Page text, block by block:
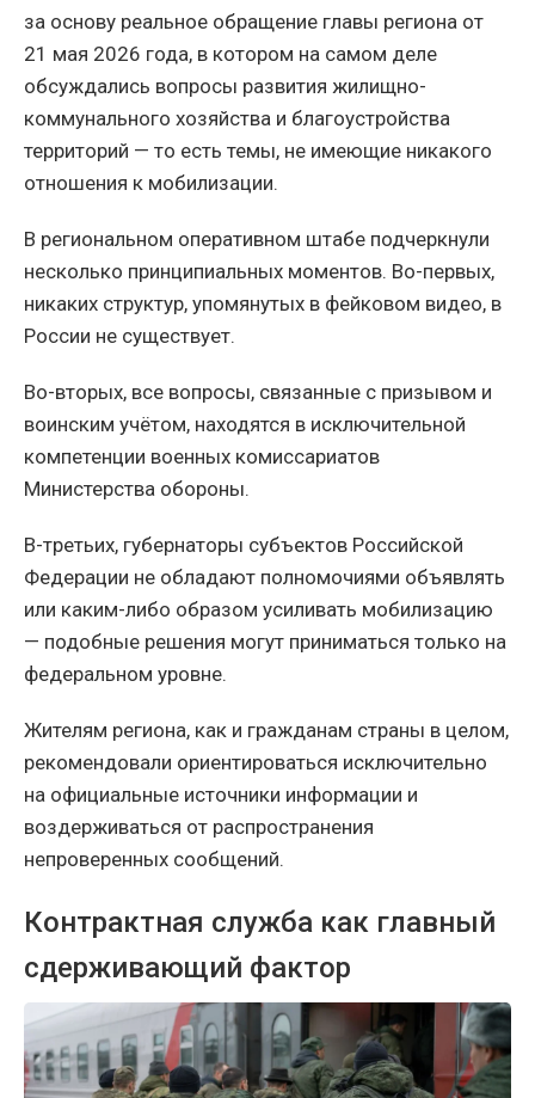
за основу реальное обращение главы региона от
21 мая 2026 года, в котором на самом деле
обсуждались вопросы развития жилищно-
коммунального хозяйства и благоустройства
территорий — то есть темы, не имеющие никакого
отношения к мобилизации.
В региональном оперативном штабе подчеркнули
несколько принципиальных моментов. Во-первых,
никаких структур, упомянутых в фейковом видео, в
России не существует.
Во-вторых, все вопросы, связанные с призывом и
воинским учётом, находятся в исключительной
компетенции военных комиссариатов
Министерства обороны.
В-третьих, губернаторы субъектов Российской
Федерации не обладают полномочиями объявлять
или каким-либо образом усиливать мобилизацию
— подобные решения могут приниматься только на
федеральном уровне.
Жителям региона, как и гражданам страны в целом,
рекомендовали ориентироваться исключительно
на официальные источники информации и
воздерживаться от распространения
непроверенных сообщений.
Контрактная служба как главный
сдерживающий фактор